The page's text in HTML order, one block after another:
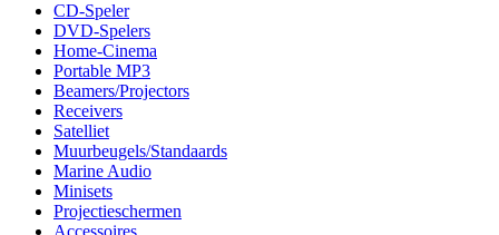
CD-Speler
DVD-Spelers
Home-Cinema
Portable MP3
Beamers/Projectors
Receivers
Satelliet
Muurbeugels/Standaards
Marine Audio
Minisets
Projectieschermen
Accessoires